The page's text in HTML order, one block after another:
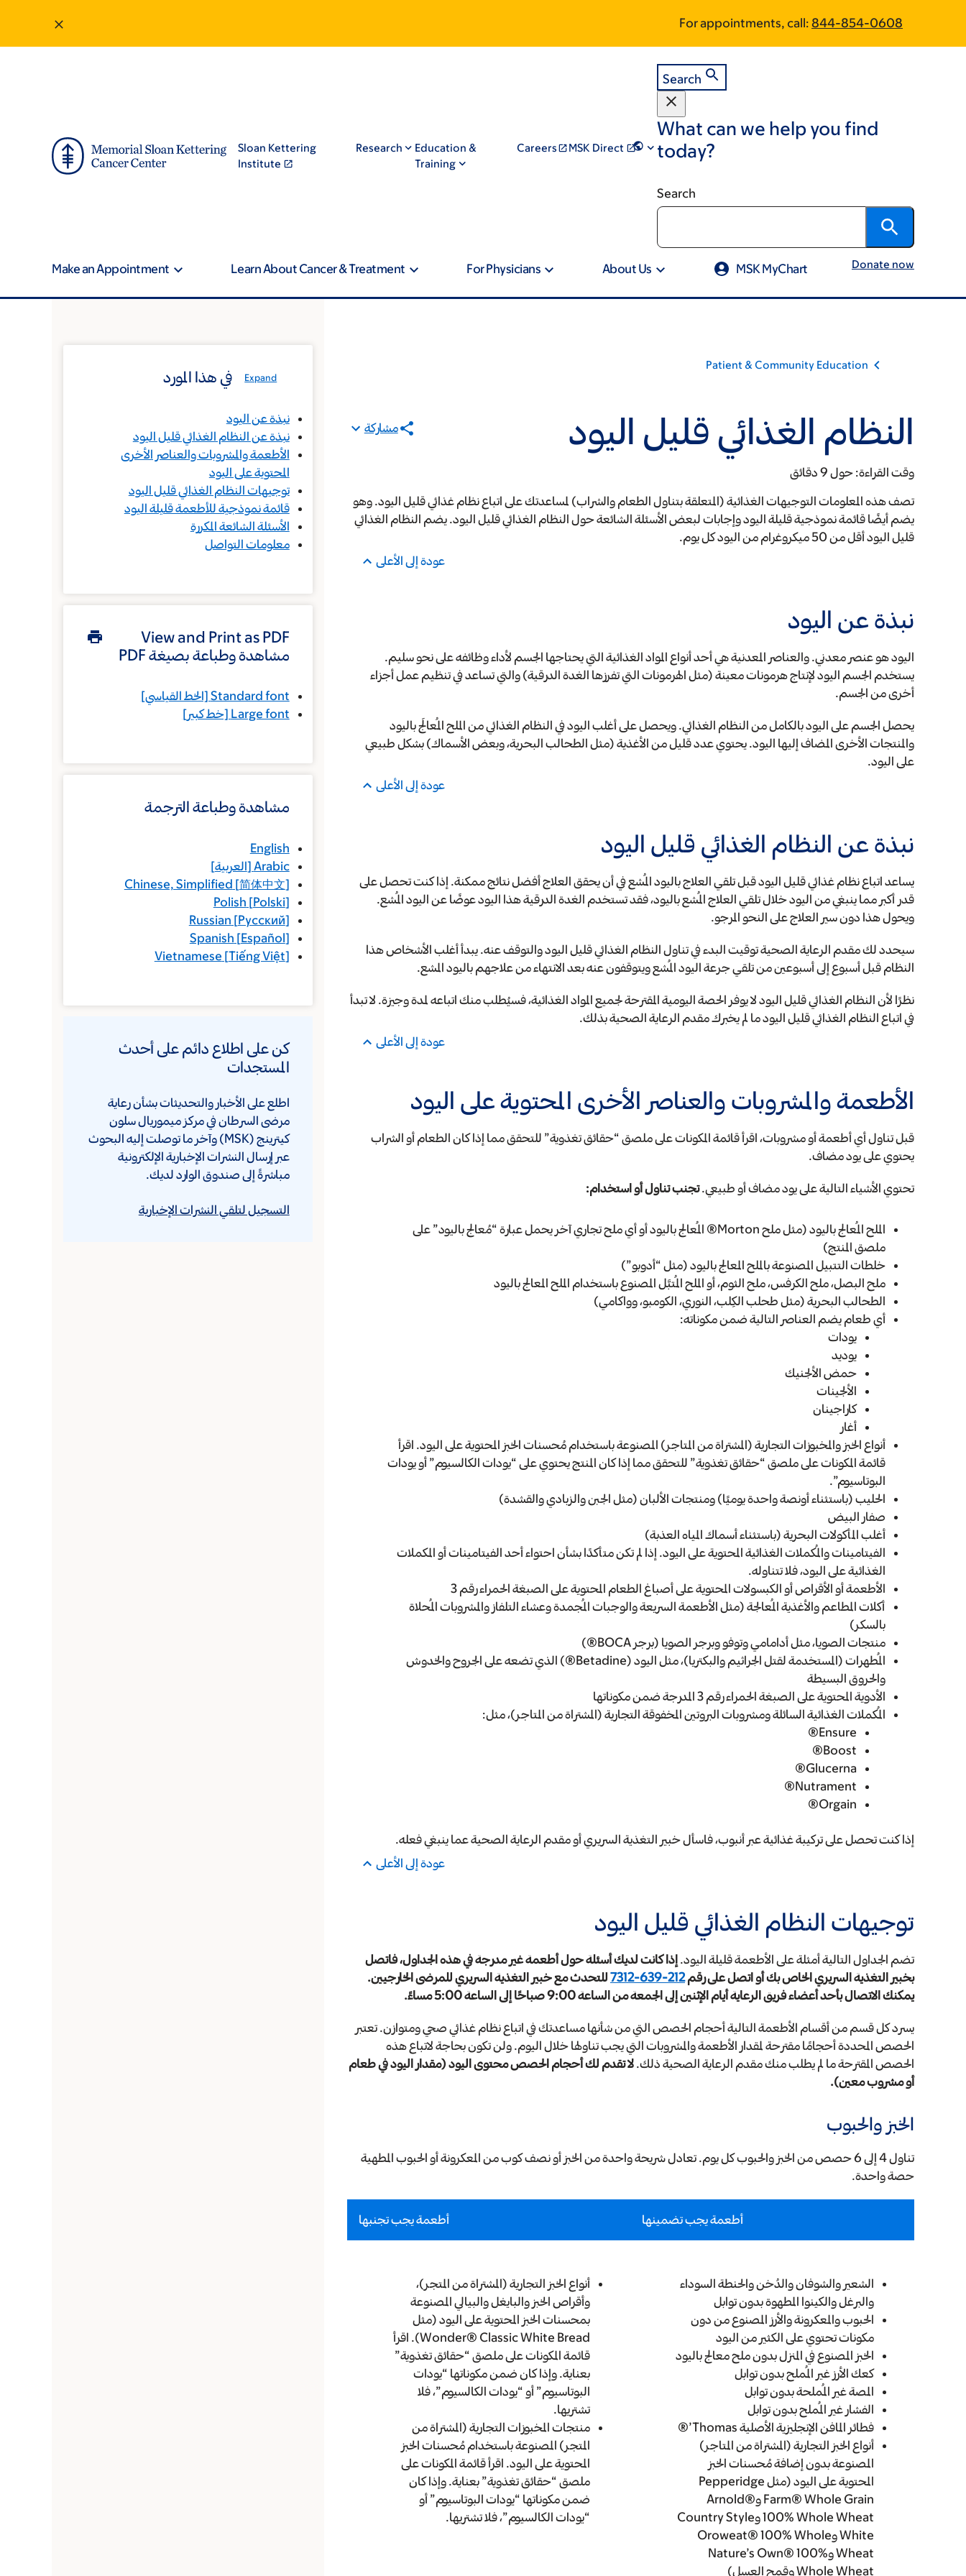
main
footer
For appointments, call: 844-854-0608
Sloan Kettering
Institute
Research
Education &
Training
Careers MSK Direct
Search
What can we help you find
today?
Search
Make an Appointment Learn About Cancer & Treatment For Physicians About Us MSK MyChart Donate now
Patient & Community Education
النظام الغذائي قليل اليود مشاركة
وقت القراءة: حول 9 دقائق
تصف هذه المعلومات التوجيهات الغذائية (المتعلقة بتناول الطعام والشراب) لمساعدتك على اتباع نظام غذائي قليل اليود. وهو
يضم أيضًا قائمة نموذجية قليلة اليود وإجابات لبعض الأسئلة الشائعة حول النظام الغذائي قليل اليود. يضم النظام الغذائي
قليل اليود أقل من 50 ميكروغرام من اليود كل يوم.
عودة إلى الأعلى
نبذة عن اليود
اليود هو عنصر معدني. والعناصر المعدنية هي أحد أنواع المواد الغذائية التي يحتاجها الجسم لأداء وظائفه على نحو سليم.
يستخدم الجسم اليود لإنتاج هرمونات معينة (مثل الهرمونات التي تفرزها الغدة الدرقية) والتي تساعد في تنظيم عمل أجزاء
أخرى من الجسم.
يحصل الجسم على اليود بالكامل من النظام الغذائي. ويحصل على أغلب اليود في النظام الغذائي من الملح المُعالَج باليود
والمنتجات الأخرى المضاف إليها اليود. يحتوي عدد قليل من الأغذية (مثل الطحالب البحرية، وبعض الأسماك) بشكل طبيعي
على اليود.
عودة إلى الأعلى
نبذة عن النظام الغذائي قليل اليود
يساعد اتباع نظام غذائي قليل اليود قبل تلقي العلاج باليود المُشع في أن يحقق العلاج أفضل نتائج ممكنة. إذا كنت تحصل على
قدر أكبر مما ينبغي من اليود خلال تلقي العلاج المُشع باليود، فقد تستخدم الغدة الدرقية هذا اليود عوضًا عن اليود المُشع.
ويحول هذا دون سير العلاج على النحو المرجو.
سيحدد لك مقدم الرعاية الصحية توقيت البدء في تناول النظام الغذائي قليل اليود والتوقف عنه. يبدأ أغلب الأشخاص هذا
النظام قبل أسبوع إلى أسبوعين من تلقي جرعة اليود المُشع ويتوقفون عنه بعد الانتهاء من علاجهم باليود المشع.
نظرًا لأن النظام الغذائي قليل اليود لا يوفر الحصة اليومية المقترحة لجميع المواد الغذائية، فسيُطلب منك اتباعه لمدة وجيزة. لا تبدأ
في اتباع النظام الغذائي قليل اليود ما لم يخبرك مقدم الرعاية الصحية بذلك.
عودة إلى الأعلى
الأطعمة والمشروبات والعناصر الأخرى المحتوية على اليود
قبل تناول أي أطعمة أو مشروبات، اقرأ قائمة المكونات على ملصق “حقائق تغذوية” للتحقق مما إذا كان الطعام أو الشراب
يحتوي على يود مضاف.
تحتوي الأشياء التالية على يود مضاف أو طبيعي.تجنب تناول أو استخدام:
الملح المُعالج باليود (مثل ملح Morton® المُعالج باليود أو أي ملح تجاري آخر يحمل عبارة “مُعالج باليود” على
ملصق المنتج)
خلطات التتبيل المصنوعة بالملح المعالج باليود (مثل “أدوبو”)
ملح البصل، ملح الكرفس، ملح الثوم، أو الملح المُتبَّل المصنوع باستخدام الملح المعالج باليود
الطحالب البحرية (مثل طحلب الكِلب، النوري، الكومبو، وواكامي)
أي طعام يضم العناصر التالية ضمن مكوناته:
يودات
يوديد
حمض الألجنيك
الألجينات
كاراجينان
أغار
أنواع الخبز والمخبوزات التجارية (المشتراة من المتاجر) المصنوعة باستخدام مُحسنات الخبز المحتوية على اليود. اقرأ
قائمة المكونات على ملصق “حقائق تغذوية” للتحقق مما إذا كان المنتج يحتوي على “يودات الكالسيوم” أو يودات
البوتاسيوم”.
الحليب (باستثناء أونصة واحدة يوميًا) ومنتجات الألبان (مثل الجبن والزبادي والقشدة)
صفار البيض
أغلب المأكولات البحرية (باستثناء أسماك المياه العذبة)
الفيتامينات والمُكملات الغذائية المحتوية على اليود. إذا لم تكن متأكدًا بشأن احتواء أحد الفيتامينات أو المكملات
الغذائية على اليود، فلا تتناوله.
الأطعمة أو الأقراص أو الكبسولات المحتوية على أصباغ الطعام المحتوية على الصبغة الحمراء رقم 3
أكلات المطاعم والأغذية المُعالجة (مثل الأطعمة السريعة والوجبات المُجمدة وعشاء التلفاز والمشروبات المُحلاة
بالسكر)
منتجات الصويا، مثل أدامامي وتوفو وبرجر الصويا (برجر BOCA®)
المُطهرات (المستخدمة لقتل الجراثيم والبكتريا)، مثل اليود (Betadine®) الذي تضعه على الجروح والخدوش
والحروق البسيطة
الأدوية المحتوية على الصبغة الحمراء رقم 3 المدرجة ضمن مكوناتها
المُكملات الغذائية السائلة ومشروبات البروتين المخفوقة التجارية (المشتراة من المتاجر)، مثل:
Ensure®
Boost®
Glucerna®
Nutrament®
Orgain®
إذا كنت تحصل على تركيبة غذائية عبر أنبوب، فاسأل خبير التغذية السريري أو مقدم الرعاية الصحية عما ينبغي فعله.
عودة إلى الأعلى
توجيهات النظام الغذائي قليل اليود
تضم الجداول التالية أمثلة على الأطعمة قليلة اليود. إذا كانت لديك أسئلة حول أطعمة غير مدرجة في هذه الجداول، فاتصل
بخبير التغذية السريري الخاص بك أو اتصل على رقم212-639-7312
للتحدث مع خبير التغذية السريري للمرضى الخارجيين.
يمكنك الاتصال بأحد أعضاء فريق الرعاية أيام الإثنين إلى الجمعة من الساعة 9:00 صباحًا إلى الساعة 5:00 مساءً.
يسرد كل قسم من أقسام الأطعمة التالية أحجام الحصص التي من شأنها مساعدتك في اتباع نظام غذائي صحي ومتوازن. تعتبر
الحصص المحددة أحجامًا مقترحة لمقدار الأطعمة والمشروبات التي يجب تناولها خلال اليوم. ولن تكون بحاجة لاتباع هذه
الحصص المقترحة ما لم يطلب منك مقدم الرعاية الصحية ذلك. لا تقدم لك أحجام الحصص محتوى اليود (مقدار اليود في طعام
أو مشروب معين).
الخبز والحبوب
تناول 4 إلى 6 حصص من الخبز والحبوب كل يوم. تعادل شريحة واحدة من الخبز أو نصف كوب من المعكرونة أو الحبوب المطهية
حصة واحدة.
أطعمة يجب تضمينها أطعمة يجب تجنبها
الشعير والشوفان والدُخن والحنطة السوداء
والبرغل والكينوا المطهوة بدون توابل
الحبوب والمعكرونة والأرز المصنوع من دون
مكونات تحتوي على الكثير من اليود
الخبز المصنوع في المنزل بدون ملح معالج باليود
كعك الأرز غير المُملح بدون توابل
المصة غير المُملحة بدون توابل
الفشار غير المُملح بدون توابل
فطائر المافن الإنجليزية الأصلية Thomas’®
أنواع الخبز التجارية (المشتراة من المتاجر)
المصنوعة بدون إضافة مُحسنات الخبز
المحتوية على اليود (مثل Pepperidge
Farm® Whole Grain وArnold®
100% Whole Wheat وCountry Style
White وOroweat® 100% Whole
Wheat وNature’s Own® 100%
Whole Wheat وقمح العسل)
أنواع الخبز التجارية (المشتراة من المتجر)،
وأقراص الخبز والبايغل والبيالي المصنوعة
بمحسنات الخبز المحتوية على اليود (مثل
Wonder® Classic White Bread). اقرأ
قائمة المكونات على ملصق “حقائق تغذوية”
بعناية. وإذا كان ضمن مكوناتها “يودات
البوتاسيوم” أو “يودات الكالسيوم”، فلا
تشتريها.
منتجات المخبوزات التجارية (المشتراة من
المتجر) المصنوعة باستخدام مُحسنات الخبز
المحتوية على اليود. اقرأ قائمة المكونات على
ملصق “حقائق تغذوية” بعناية. وإذا كان
ضمن مكوناتها “يودات البوتاسيوم” أو
“يودات الكالسيوم”، فلا تشتريها.
Expand في هذا المورد
نبذة عن اليود
نبذة عن النظام الغذائي قليل اليود
الأطعمة والمشروبات والعناصر الأخرى
المحتوية على اليود
توجيهات النظام الغذائي قليل اليود
قائمة نموذجية للأطعمة قليلة اليود
الأسئلة الشائعة المكررة
معلومات التواصل
View and Print as PDF
مشاهدة وطباعة بصيغة PDF
Standard font [الخط القياسي]
Large font [خط كبير]
مشاهدة وطباعة الترجمة
English
Arabic
[العربية]
Chinese, Simplified [简体中文]
Polish [Polski]
Russian [Русский]
Spanish [Español]
Vietnamese [Tiếng Việt]
كن على اطلاع دائم على أحدث
المستجدات
اطلع على الأخبار والتحديثات بشأن رعاية
مرضى السرطان في مركز ميموريال سلون
كيترينج (MSK) وآخر ما توصلت إليه البحوث
عبر إرسال النشرات الإخبارية الإلكترونية
مباشرةً إلى صندوق الوارد لديك.
التسجيل لتلقي النشرات الإخبارية